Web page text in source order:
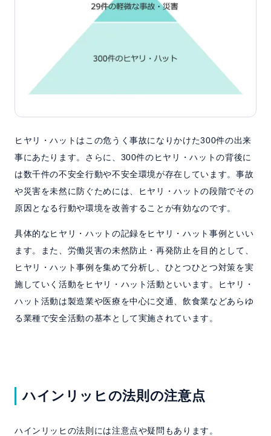
ヒヤリ・ハットはこの危うく事故になりかけた300件の出来
事にあたります。さらに、300件のヒヤリ・ハットの背後に
は数千件の不安全行動や不安全環境が存在しています。事故
や災害を未然に防ぐためには、ヒヤリ・ハットの段階でその
原因となる行動や環境を改善することが有効なのです。
具体的なヒヤリ・ハットの記録をヒヤリ・ハット事例といい
ます。また、労働災害の未然防止・再発防止を目的として、
ヒヤリ・ハット事例を集めて分析し、ひとつひとつ対策を実
施していく活動をヒヤリ・ハット活動といいます。ヒヤリ・
ハット活動は製造業や医療を中心に交通、飲食業などあらゆ
る業種で安全活動の基本として実施されています。
ハインリッヒの法則の注意点
ハインリッヒの法則には注意点や疑問もあります。